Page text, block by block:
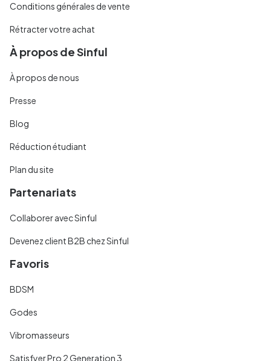
Conditions générales de vente
Rétracter votre achat
À propos de Sinful
À propos de nous
Presse
Blog
Réduction étudiant
Plan du site
Partenariats
Collaborer avec Sinful
Devenez client B2B chez Sinful
Favoris
BDSM
Godes
Vibromasseurs
Satisfyer Pro 2 Generation 3